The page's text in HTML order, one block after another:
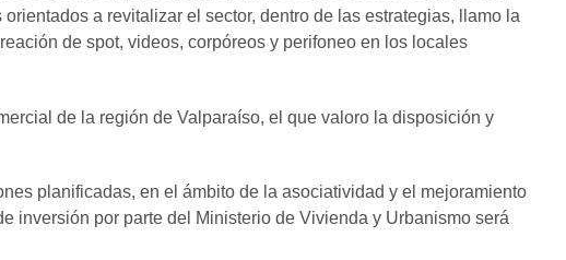
a revitalizar el sector, dentro de las estrategias, llamo la
de spot, videos, corpóreos y perifoneo en los locales
de la región de Valparaíso, el que valoro la disposición y
planificadas, en el ámbito de la asociatividad y el mejoramiento
inversión por parte del Ministerio de Vivienda y Urbanismo será